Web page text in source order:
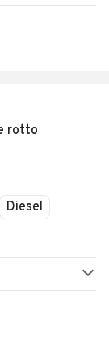
rotto
Diesel